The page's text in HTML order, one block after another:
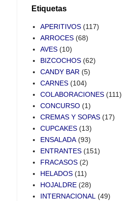
Etiquetas
APERITIVOS (117)
ARROCES (68)
AVES (10)
BIZCOCHOS (62)
CANDY BAR (5)
CARNES (104)
COLABORACIONES (111)
CONCURSO (1)
CREMAS Y SOPAS (17)
CUPCAKES (13)
ENSALADA (93)
ENTRANTES (151)
FRACASOS (2)
HELADOS (11)
HOJALDRE (28)
INTERNACIONAL (49)